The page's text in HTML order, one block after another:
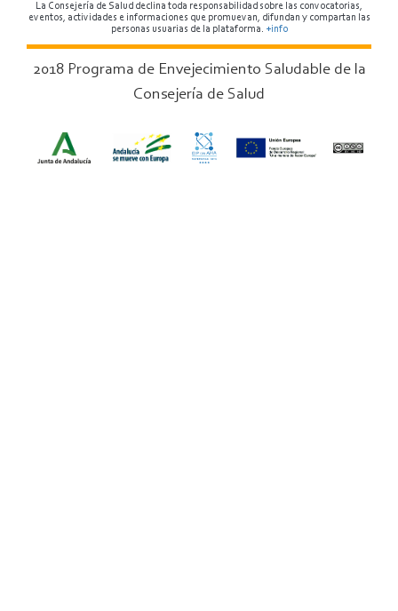
La Consejería de Salud declina toda responsabilidad sobre las convocatorias,
eventos, actividades e informaciones que promuevan, difundan y compartan las
personas usuarias de la plataforma. +info
2018 Programa de Envejecimiento Saludable de la
Consejería de Salud